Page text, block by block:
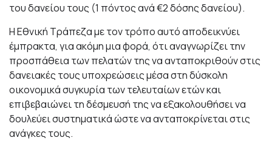
του δανείου τους (1 πόντος ανά €2 δόσης δανείου).
Η Εθνική Τράπεζα με τον τρόπο αυτό αποδεικνύει
έμπρακτα, για ακόμη μια φορά, ότι αναγνωρίζει την
προσπάθεια των πελατών της να ανταποκριθούν στις
δανειακές τους υποχρεώσεις μέσα στη δύσκολη
οικονομικά συγκυρία των τελευταίων ετών και
επιβεβαιώνει τη δέσμευσή της να εξακολουθήσει να
δουλεύει συστηματικά ώστε να ανταποκρίνεται στις
ανάγκες τους.